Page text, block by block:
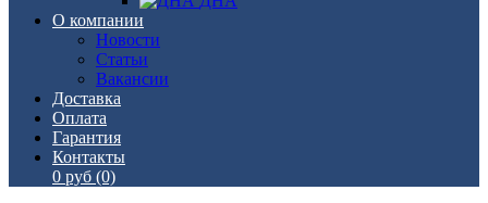
О компании
Новости
Статьи
Вакансии
Доставка
Оплата
Гарантия
Контакты
0 руб (0)